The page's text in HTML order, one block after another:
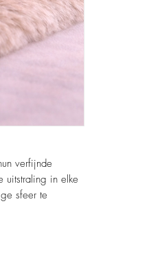
verfijnde
uitstraling in elke
sfeer te